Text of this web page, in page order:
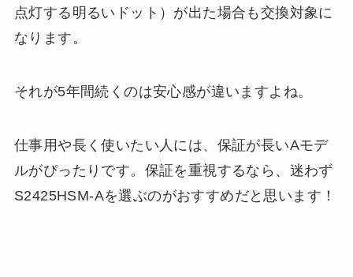
点灯する明るいドット）が出た場合も交換対象に
なります。
それが5年間続くのは安心感が違いますよね。
仕事用や長く使いたい人には、保証が長いAモデ
ルがぴったりです。保証を重視するなら、迷わず
S2425HSM-Aを選ぶのがおすすめだと思います！